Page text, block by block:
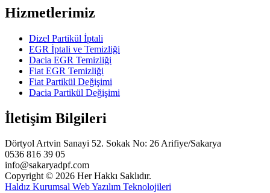
Hizmetlerimiz
Dizel Partikül İptali
EGR İptali ve Temizliği
Dacia EGR Temizliği
Fiat EGR Temizliği
Fiat Partikül Değişimi
Dacia Partikül Değişimi
İletişim Bilgileri
Dörtyol Artvin Sanayi 52. Sokak No: 26 Arifiye/Sakarya
0536 816 39 05
info@sakaryadpf.com
Copyright © 2026 Her Hakkı Saklıdır.
Haldız Kurumsal Web Yazılım Teknolojileri